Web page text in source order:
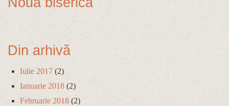
Din arhivă
Iulie 2017 (2)
Ianuarie 2018 (2)
Februarie 2018 (2)